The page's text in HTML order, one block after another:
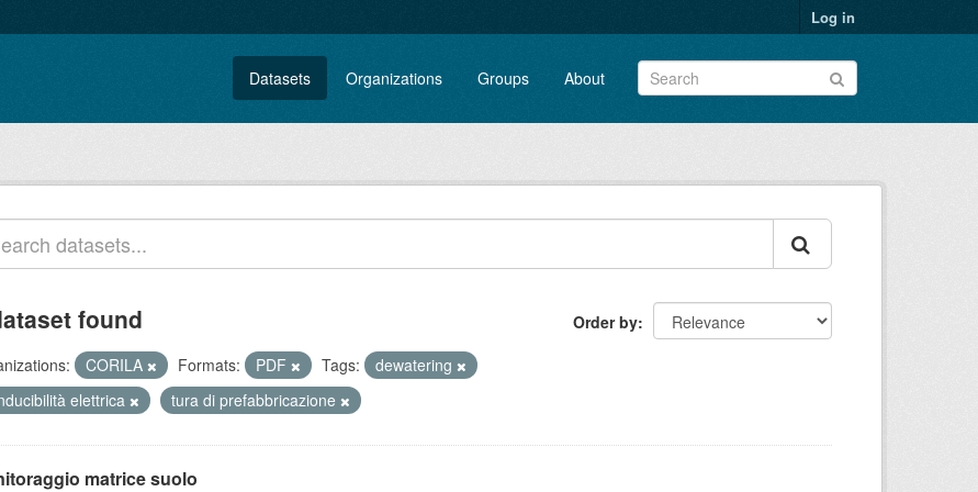
Log in
Datasets Organizations Groups About
Order by
found
CORILA Formats: PDF Tags:
dewatering
elettrica
tura di prefabbricazione
matrice suolo